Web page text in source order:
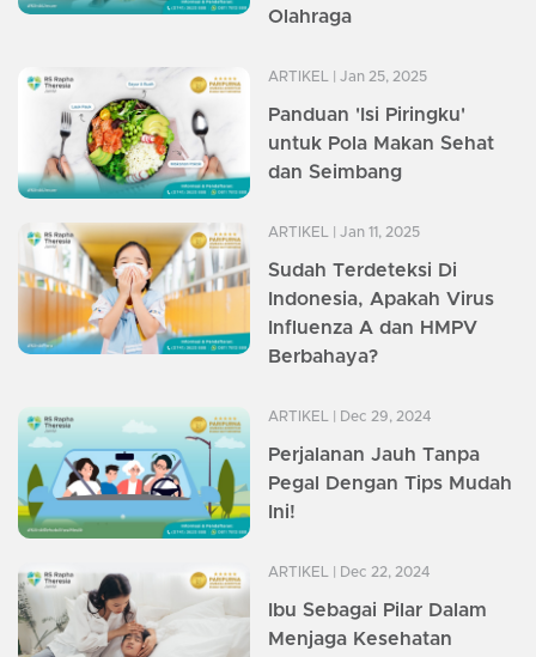
Olahraga
ARTIKEL | Jan 25, 2025
Panduan 'Isi Piringku'
untuk Pola Makan Sehat
dan Seimbang
ARTIKEL | Jan 11, 2025
Sudah Terdeteksi Di
Indonesia, Apakah Virus
Influenza A dan HMPV
Berbahaya?
ARTIKEL | Dec 29, 2024
Perjalanan Jauh Tanpa
Pegal Dengan Tips Mudah
Ini!
ARTIKEL | Dec 22, 2024
Ibu Sebagai Pilar Dalam
Menjaga Kesehatan